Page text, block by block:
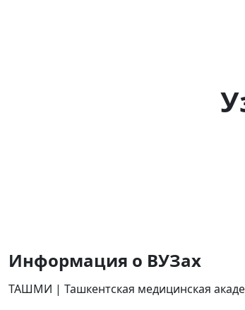
Информация о ВУЗах
ТАШМИ | Ташкентская медицинская